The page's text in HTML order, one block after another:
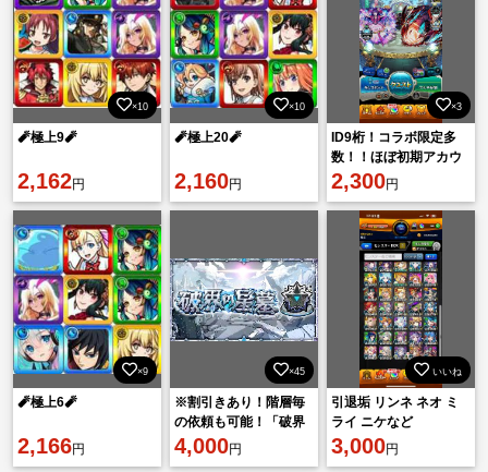
×10
🧨極上9🧨
2,162円
×10
🧨極上20🧨
2,160円
×3
ID9桁！コラボ限定多
数！！ほぼ初期アカウ
ント
2,300円
×9
🧨極上6🧨
2,166円
×45
※割引きあり！階層毎
の依頼も可能！「破界
の星墓」のご依頼はこ
ちらへ！
4,000円
いいね
引退垢 リンネ ネオ ミ
ライ ニケなど
3,000円